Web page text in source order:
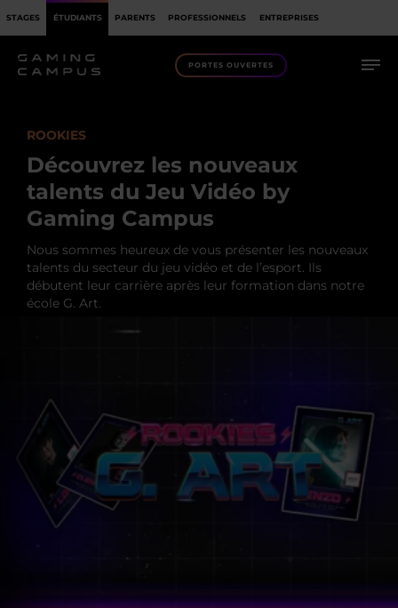
STAGES ÉTUDIANTS PARENTS PROFESSIONNELS ENTREPRISES
PORTES OUVERTES
ROOKIES
Découvrez les nouveaux
talents du Jeu Vidéo by
Gaming Campus
Nous sommes heureux de vous présenter les nouveaux
talents du secteur du jeu vidéo et de l’esport. Ils
débutent leur carrière après leur formation dans notre
école G. Art.
BACHELOR AUDIOVISUEL, TALENT VIDÉO